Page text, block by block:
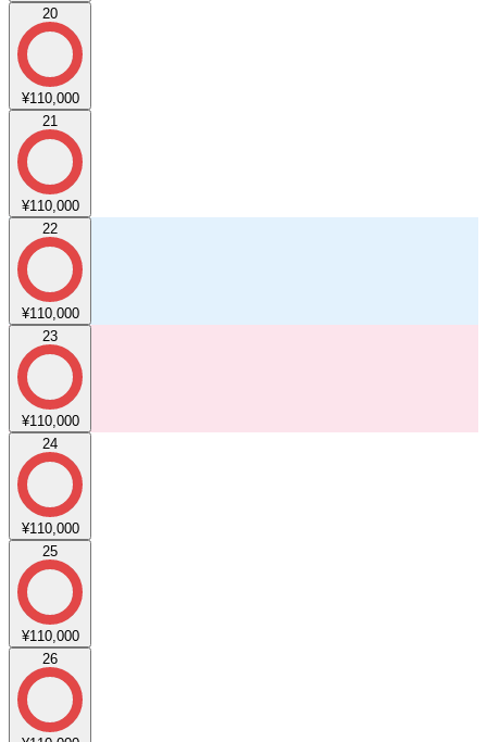
20
¥110,000
21
¥110,000
22
¥110,000
23
¥110,000
24
¥110,000
25
¥110,000
26